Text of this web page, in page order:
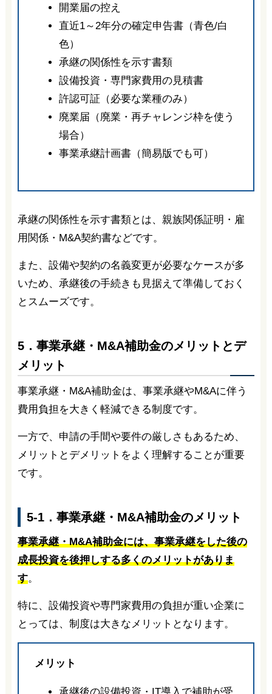
開業届の控え
直近1～2年分の確定申告書（青色/白
色）
承継の関係性を示す書類
設備投資・専門家費用の見積書
許認可証（必要な業種のみ）
廃業届（廃業・再チャレンジ枠を使う
場合）
事業承継計画書（簡易版でも可）
承継の関係性を示す書類とは、親族関係証明・雇
用関係・M&A契約書などです。
また、設備や契約の名義変更が必要なケースが多
いため、承継後の手続きも見据えて準備しておく
とスムーズです。
5．事業承継・M&A補助金のメリットとデ
メリット
事業承継・M&A補助金は、事業承継やM&Aに伴う
費用負担を大きく軽減できる制度です。
一方で、申請の手間や要件の厳しさもあるため、
メリットとデメリットをよく理解することが重要
です。
5-1．事業承継・M&A補助金のメリット
事業承継・M&A補助金には、事業承継をした後の
成長投資を後押しする多くのメリットがありま
す。
特に、設備投資や専門家費用の負担が重い企業に
とっては、制度は大きなメリットとなります。
メリット